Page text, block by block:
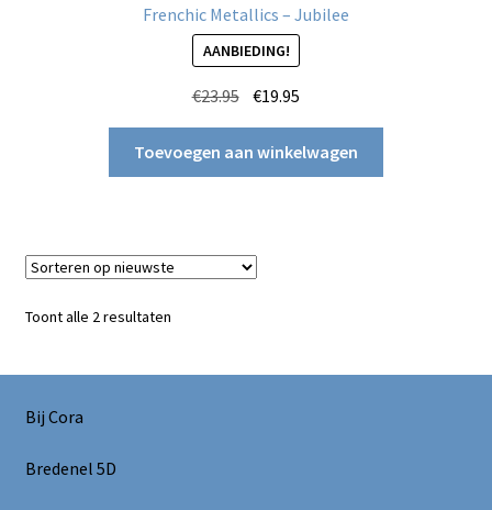
Frenchic Metallics – Jubilee
AANBIEDING!
€23.95 Oorspronkelijke
prijs
was:
€23.95.
€19.95
prijs
is:
€19.95.
Toevoegen aan winkelwagen
Toont alle 2 resultatenGesorteerd
Bij Cora
Bredenel 5D